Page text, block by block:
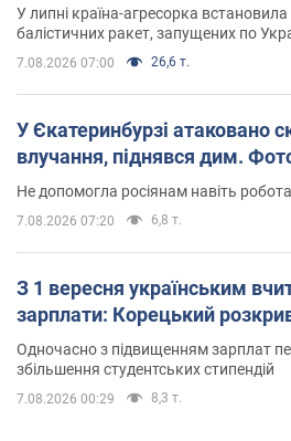
У липні країна-агресорка встановила
балістичних ракет, запущених по
7.08.2026 07:00 26,6 т.
У Єкатеринбурзі атаковано
влучання, піднявся дим.
Не допомогла росіянам навіть
7.08.2026 07:20 6,8 т.
З 1 вересня українським
зарплати: Корецький
Одночасно з підвищенням зарплат
збільшення студентських стипендій
7.08.2026 00:29 8,3 т.